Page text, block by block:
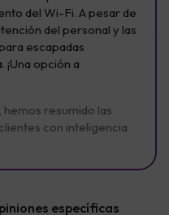
del Wi-Fi. A pesar de
del personal y las
escapadas
opción a
resumido las
con inteligencia
específicas